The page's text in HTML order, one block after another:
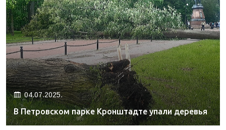
04.07.2025.
В Петровском парке Кронштадте упали деревья